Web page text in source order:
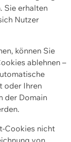
Sie erhalten
Nutzer
können Sie
ablehnen –
oder Ihren
der Domain
Cookies nicht